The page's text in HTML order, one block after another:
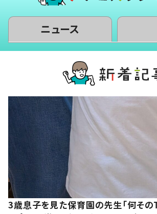
ニュース
3歳息子を見た保育園の先生「何その